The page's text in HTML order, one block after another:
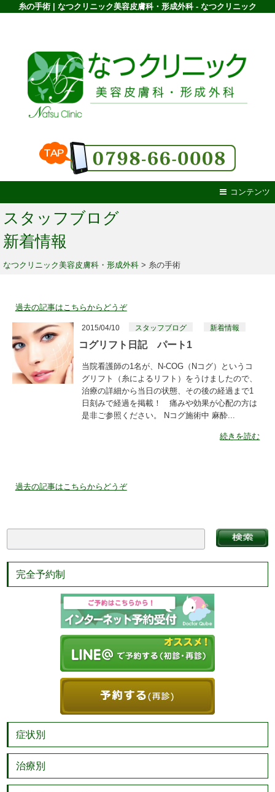
糸の手術 | なつクリニック美容皮膚科・形成外科 - なつクリニック
コンテンツ
スタッフブログ
新着情報
なつクリニック美容皮膚科・形成外科 > 糸の手術
過去の記事はこちらからどうぞ
2015/04/10 スタッフブログ 新着情報
コグリフト日記 パート1
当院看護師の1名が、N-COG（Nコグ）というコ
グリフト（糸によるリフト）をうけましたので、
治療の詳細から当日の状態、その後の経過まで1
日刻みで経過を掲載！ 痛みや効果が心配の方は
是非ご参照ください。 Nコグ施術中 麻酔...
続きを読む
過去の記事はこちらからどうぞ
完全予約制
症状別
治療別